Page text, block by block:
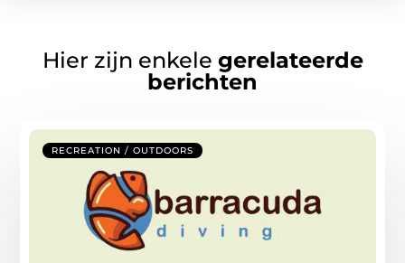
Hier zijn enkele gerelateerde
berichten
RECREATION / OUTDOORS